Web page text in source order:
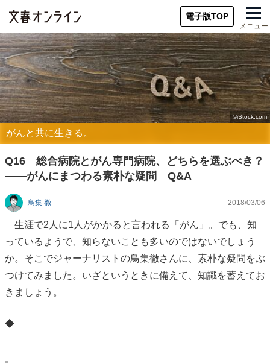
電子版TOP
メニュー
がんと共に生きる。
Q16 総合病院とがん専門病院、どちらを選ぶべき？
――がんにまつわる素朴な疑問 Q&A
鳥集 徹 2018/03/06
生涯で2人に1人がかかると言われる「がん」。でも、知
っているようで、知らないことも多いのではないでしょう
か。そこでジャーナリストの鳥集徹さんに、素朴な疑問をぶ
つけてみました。いざというときに備えて、知識を蓄えてお
きましょう。
◆